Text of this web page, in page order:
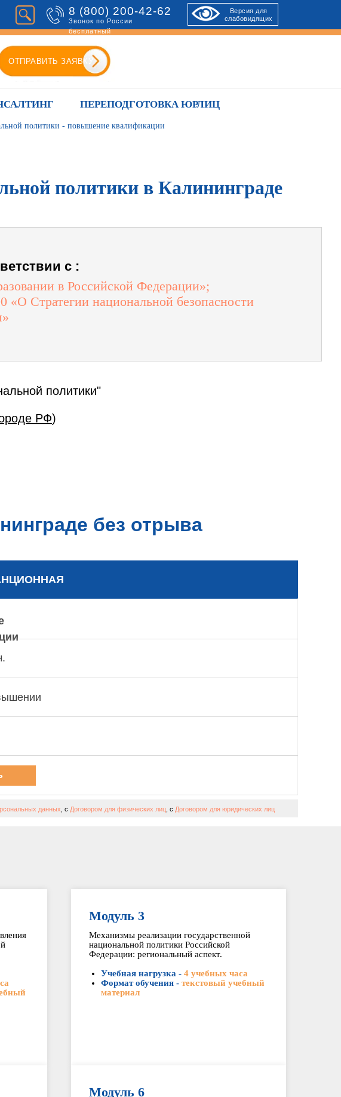
8 (800) 200-42-62
Звонок по России
бесплатный
ОТПРАВИТЬ ЗАЯВКУ
Версия для
слабовидящих
ПЕРЕПОДГОТОВКА ЮРЛИЦ
политики - повышение квалификации
политики в Калининграде
с :
в Российской Федерации»;
«О Стратегии национальной безопасности
политики"
РФ)
без отрыва
данных , с Договором для физических лиц , с Договором для юридических лиц
Модуль 3
Механизмы реализации государственной
национальной политики Российской
Федерации: региональный аспект.
Учебная нагрузка - 4 учебных часа
Формат обучения - текстовый учебный
материал
Модуль 6